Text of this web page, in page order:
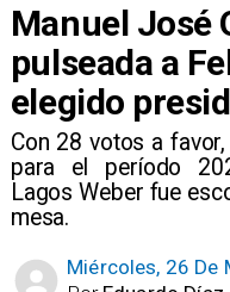
Manuel José
pulseada a
elegido
Con 28 votos a
para el período
Lagos Weber fue
mesa.
Miércoles, 26 De